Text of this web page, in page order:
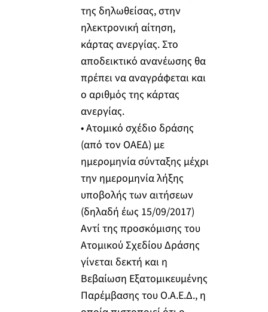
της δηλωθείσας, στην
ηλεκτρονική αίτηση,
κάρτας ανεργίας. Στο
αποδεικτικό ανανέωσης θα
πρέπει να αναγράφεται και
ο αριθμός της κάρτας
ανεργίας.
• Ατομικό σχέδιο δράσης
(από τον ΟΑΕΔ) με
ημερομηνία σύνταξης μέχρι
την ημερομηνία λήξης
υποβολής των αιτήσεων
(δηλαδή έως 15/09/2017)
Αντί της προσκόμισης του
Ατομικού Σχεδίου Δράσης
γίνεται δεκτή και η
Βεβαίωση Εξατομικευμένης
Παρέμβασης του Ο.Α.Ε.Δ., η